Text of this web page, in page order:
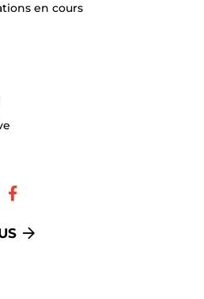
en cours